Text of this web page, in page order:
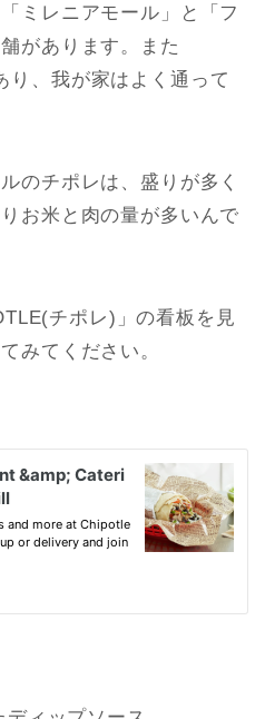
ミレニアモール」と「フ
があります。また
、我が家はよく通って
のチポレは、盛りが多く
お米と肉の量が多いんで
チポレ)」の看板を見
みてください。